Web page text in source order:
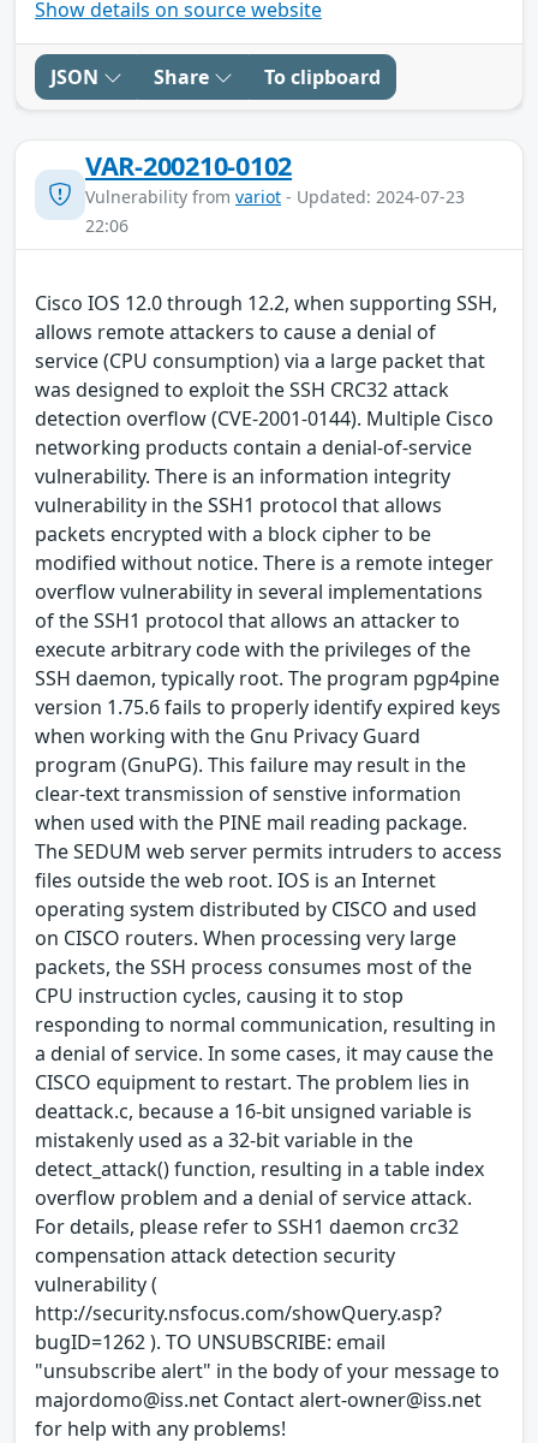
Show details on source website
JSON Share To clipboard
VAR-200210-0102
Vulnerability from variot - Updated: 2024-07-23
22:06
Cisco IOS 12.0 through 12.2, when supporting SSH,
allows remote attackers to cause a denial of
service (CPU consumption) via a large packet that
was designed to exploit the SSH CRC32 attack
detection overflow (CVE-2001-0144). Multiple Cisco
networking products contain a denial-of-service
vulnerability. There is an information integrity
vulnerability in the SSH1 protocol that allows
packets encrypted with a block cipher to be
modified without notice. There is a remote integer
overflow vulnerability in several implementations
of the SSH1 protocol that allows an attacker to
execute arbitrary code with the privileges of the
SSH daemon, typically root. The program pgp4pine
version 1.75.6 fails to properly identify expired keys
when working with the Gnu Privacy Guard
program (GnuPG). This failure may result in the
clear-text transmission of senstive information
when used with the PINE mail reading package.
The SEDUM web server permits intruders to access
files outside the web root. IOS is an Internet
operating system distributed by CISCO and used
on CISCO routers. When processing very large
packets, the SSH process consumes most of the
CPU instruction cycles, causing it to stop
responding to normal communication, resulting in
a denial of service. In some cases, it may cause the
CISCO equipment to restart. The problem lies in
deattack.c, because a 16-bit unsigned variable is
mistakenly used as a 32-bit variable in the
detect_attack() function, resulting in a table index
overflow problem and a denial of service attack.
For details, please refer to SSH1 daemon crc32
compensation attack detection security
vulnerability (
http://security.nsfocus.com/showQuery.asp?
bugID=1262 ). TO UNSUBSCRIBE: email
"unsubscribe alert" in the body of your message to
majordomo@iss.net Contact alert-owner@iss.net
for help with any problems!